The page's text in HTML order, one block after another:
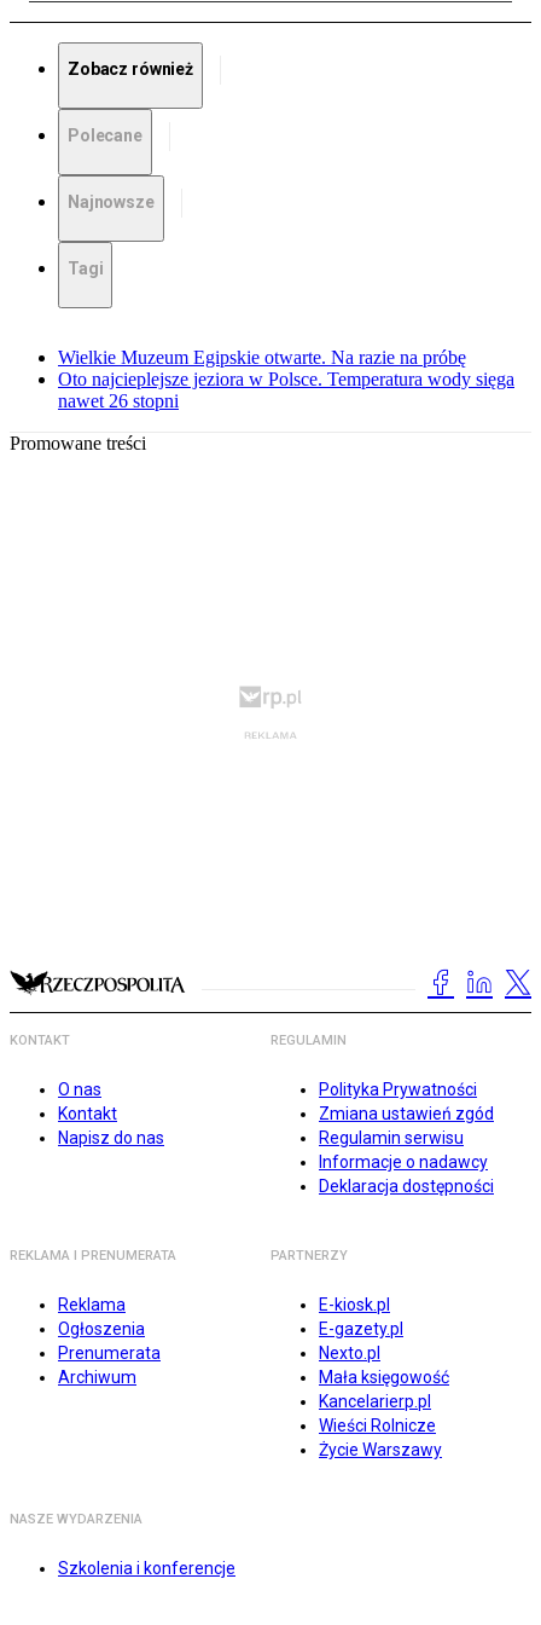
Zobacz również
Polecane
Najnowsze
Tagi
Wielkie Muzeum Egipskie otwarte. Na razie na próbę
Oto najcieplejsze jeziora w Polsce. Temperatura wody sięga
nawet 26 stopni
Promowane treści
KONTAKT
O nas
Kontakt
Napisz do nas
REGULAMIN
Polityka Prywatności
Zmiana ustawień zgód
Regulamin serwisu
Informacje o nadawcy
Deklaracja dostępności
REKLAMA I PRENUMERATA
Reklama
Ogłoszenia
Prenumerata
Archiwum
PARTNERZY
E-kiosk.pl
E-gazety.pl
Nexto.pl
Mała księgowość
Kancelarierp.pl
Wieści Rolnicze
Życie Warszawy
NASZE WYDARZENIA
Szkolenia i konferencje